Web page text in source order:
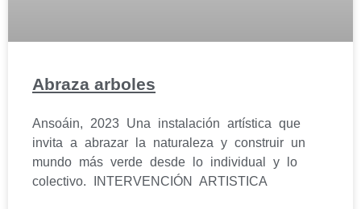
Abraza arboles
Ansoáin, 2023 Una instalación artística que
invita a abrazar la naturaleza y construir un
mundo más verde desde lo individual y lo
colectivo. INTERVENCIÓN ARTISTICA